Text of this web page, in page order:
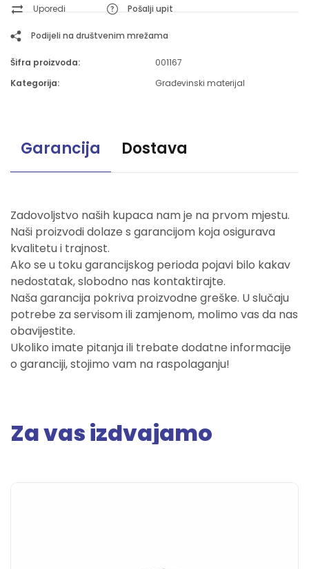
Uporedi Pošalji upit
Podijeli na društvenim mrežama
Šifra proizvoda:
001167
Kategorija:
Građevinski materijal
Garancija Dostava
Zadovoljstvo naših kupaca nam je na prvom mjestu.
Naši proizvodi dolaze s garancijom koja osigurava
kvalitetu i trajnost.
Ako se u toku garancijskog perioda pojavi bilo kakav
nedostatak, slobodno nas kontaktirajte.
Naša garancija pokriva proizvodne greške. U slučaju
potrebe za servisom ili zamjenom, molimo vas da nas
obavijestite.
Ukoliko imate pitanja ili trebate dodatne informacije
o garanciji, stojimo vam na raspolaganju!
Za vas izdvajamo